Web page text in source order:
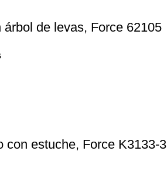
de levas, Force 62105
con estuche, Force K3133-3